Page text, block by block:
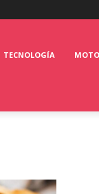
TECNOLOGÍA